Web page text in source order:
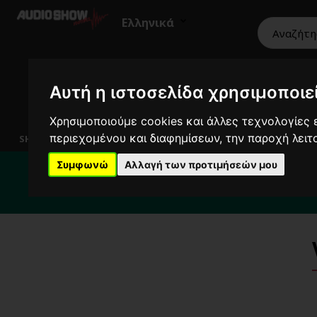
Αυτή η ιστοσελίδα
Χρησιμοποιούμε cookies και άλλες τεχνολογίες
περιεχομένου και διαφημίσεων, την παροχή
Συμφωνώ Αλλαγή των προτιμήσεών μου
Ελληνικά
SHOWROOM
HiFi Ηχεία Εικόνα Επαγγελματικά
Για